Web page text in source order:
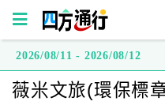
方
2026/08/11 - 2026/08/12
薇米文旅(環保標